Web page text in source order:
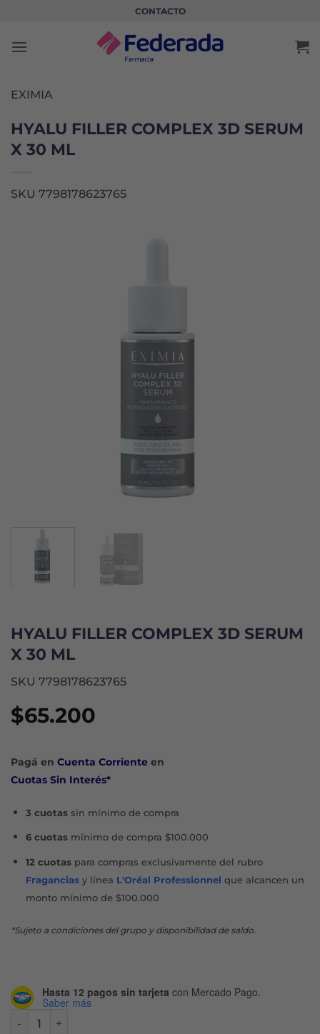
contenido
CONTACTO
EXIMIA
HYALU FILLER COMPLEX 3D SERUM
X 30 ML
SKU 7798178623765
HYALU FILLER COMPLEX 3D SERUM
X 30 ML
SKU 7798178623765
$65.200
Pagá en Cuenta Corriente en
Cuotas Sin Interés*
3 cuotassin mínimo de compra
6 cuotasmínimo de compra $100.000
12 cuotaspara compras exclusivamente del rubro
Fraganciasy línea L'Oréal Professionnel que alcancen un
monto mínimo de $100.000
*Sujeto a condiciones del grupo y disponibilidad de saldo.
Hasta 12 pagos sin tarjeta con Mercado Pago.
Saber más